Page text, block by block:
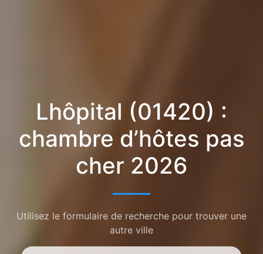
Lhôpital (01420) :
chambre d’hôtes pas
cher 2026
Utilisez le formulaire de recherche pour trouver une
autre ville